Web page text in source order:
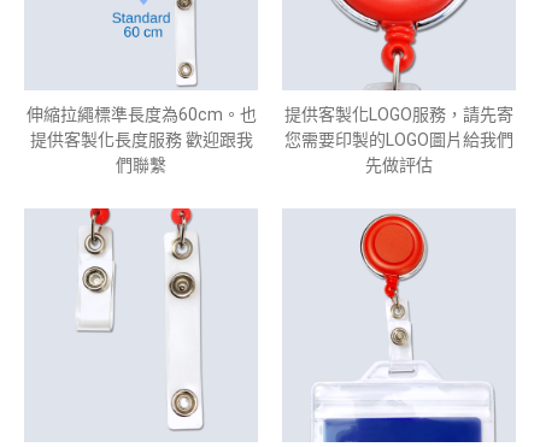
伸縮拉繩標準長度為60cm。也
提供客製化長度服務 歡迎跟我
們聯繫
提供客製化LOGO服務，請先寄
您需要印製的LOGO圖片給我們
先做評估